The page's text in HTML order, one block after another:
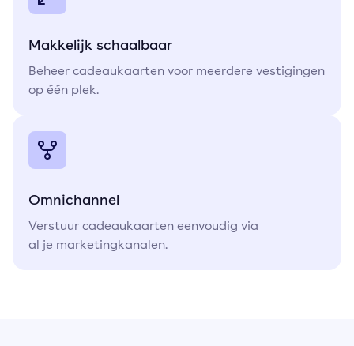
Makkelijk schaalbaar
Beheer cadeaukaarten voor meerdere vestigingen
op één plek.
Omnichannel
Verstuur cadeaukaarten eenvoudig via
al je marketingkanalen.